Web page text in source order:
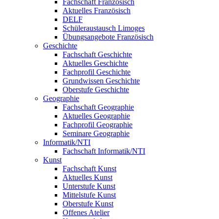
Fachschaft Französisch
Aktuelles Französisch
DELF
Schüleraustausch Limoges
Übungsangebote Französisch
Geschichte
Fachschaft Geschichte
Aktuelles Geschichte
Fachprofil Geschichte
Grundwissen Geschichte
Oberstufe Geschichte
Geographie
Fachschaft Geographie
Aktuelles Geographie
Fachprofil Geographie
Seminare Geographie
Informatik/NTI
Fachschaft Informatik/NTI
Kunst
Fachschaft Kunst
Aktuelles Kunst
Unterstufe Kunst
Mittelstufe Kunst
Oberstufe Kunst
Offenes Atelier